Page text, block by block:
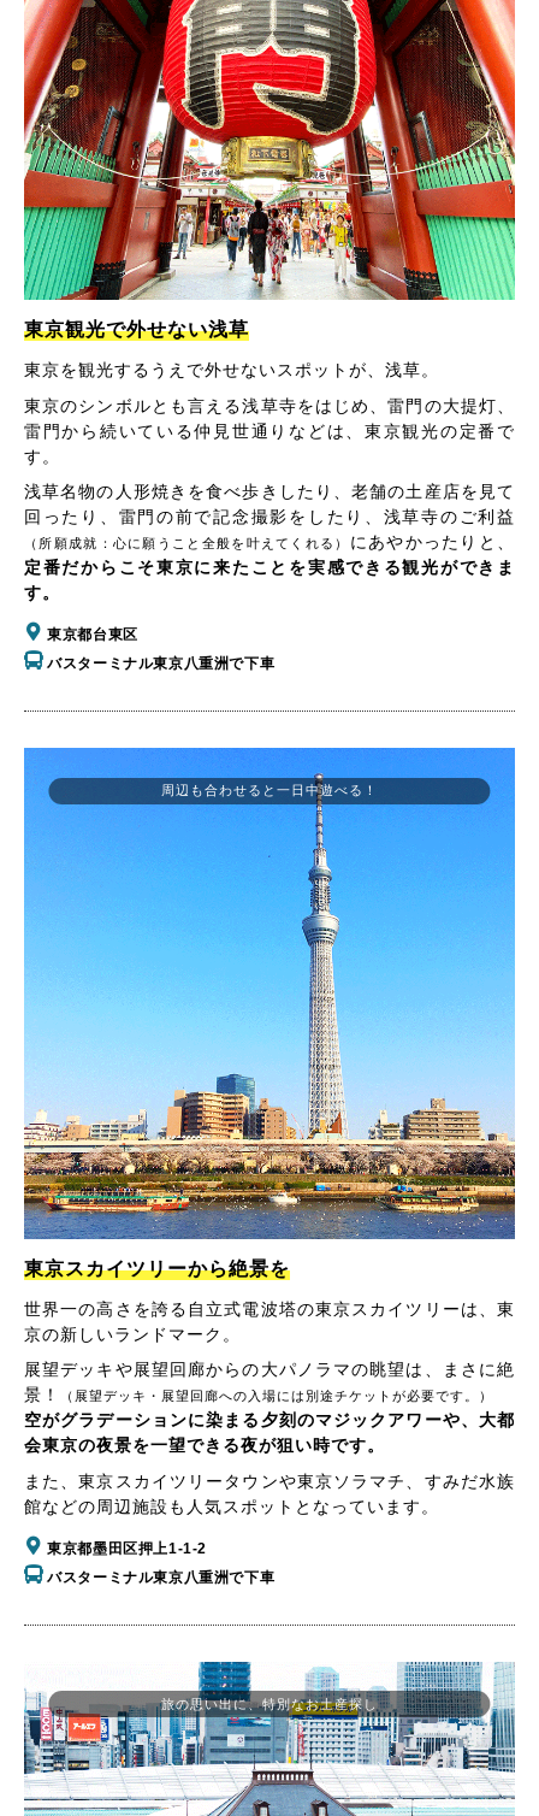
東京観光で外せない浅草
東京を観光するうえで外せないスポットが、浅草。
東京のシンボルとも言える浅草寺をはじめ、雷門の大提灯、
雷門から続いている仲見世通りなどは、東京観光の定番で
す。
浅草名物の人形焼きを食べ歩きしたり、老舗の土産店を見て
回ったり、雷門の前で記念撮影をしたり、浅草寺のご利益
（所願成就：心に願うこと全般を叶えてくれる）
にあやかったりと、
定番だからこそ東京に来たことを実感できる観光ができま
す。
東京都台東区
バスターミナル東京八重洲で下車
周辺も合わせると一日中遊べる！
東京スカイツリーから絶景を
世界一の高さを誇る自立式電波塔の東京スカイツリーは、東
京の新しいランドマーク。
展望デッキや展望回廊からの大パノラマの眺望は、まさに絶
景！
（展望デッキ・展望回廊への入場には別途チケットが必要です。）
空がグラデーションに染まる夕刻のマジックアワーや、大都
会東京の夜景を一望できる夜が狙い時です。
また、東京スカイツリータウンや東京ソラマチ、すみだ水族
館などの周辺施設も人気スポットとなっています。
東京都墨田区押上1-1-2
バスターミナル東京八重洲で下車
旅の思い出に、特別なお土産探し